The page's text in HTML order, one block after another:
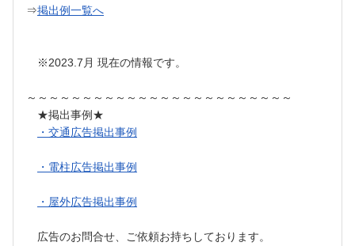
⇒掲出例一覧へ
※2023.7月 現在の情報です。
～～～～～～～～～～～～～～～～～～～～～～～～
★掲出事例★
・交通広告掲出事例
・電柱広告掲出事例
・屋外広告掲出事例
広告のお問合せ、ご依頼お持ちしております。